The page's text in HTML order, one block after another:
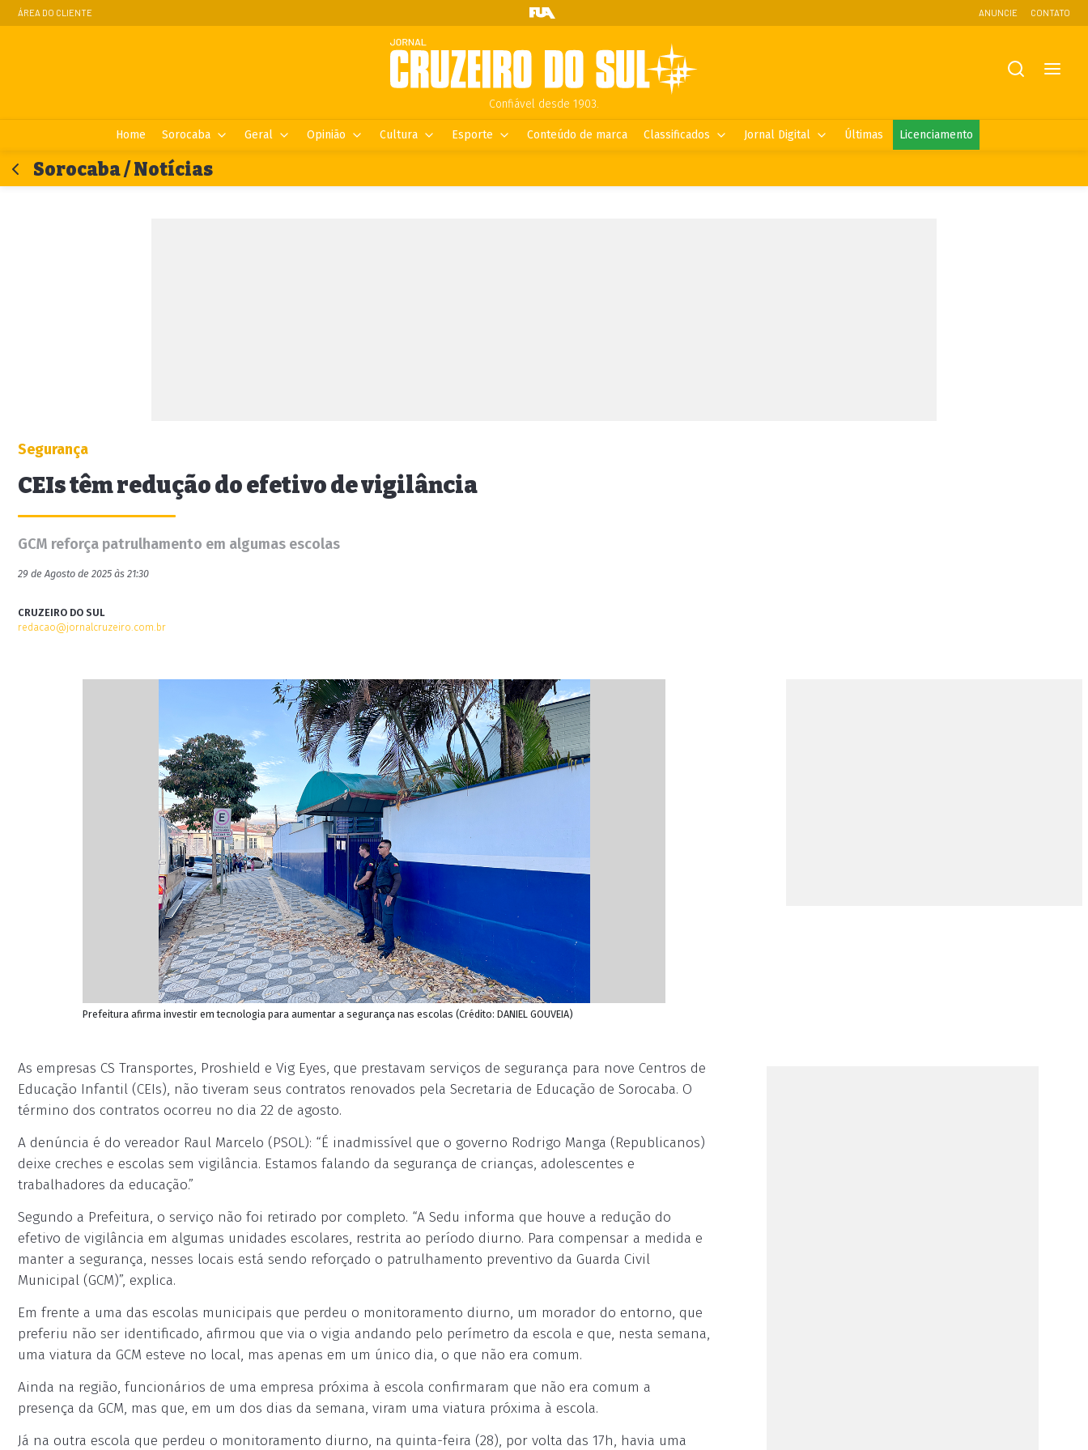
ÁREA DO CLIENTE ANUNCIE CONTATO
Confiável desde 1903.
Home Sorocaba Geral Opinião Cultura Esporte Conteúdo de marca Classificados Jornal Digital Últimas Licenciamento
Sorocaba / Notícias
Segurança
CEIs têm redução do efetivo de vigilância
GCM reforça patrulhamento em algumas escolas
29 de Agosto de 2025 às 21:30
CRUZEIRO DO SUL
redacao@jornalcruzeiro.com.br
Prefeitura afirma investir em tecnologia para aumentar a segurança nas escolas (Crédito: DANIEL GOUVEIA)
As empresas CS Transportes, Proshield e Vig Eyes, que prestavam serviços de segurança para nove Centros de
Educação Infantil (CEIs), não tiveram seus contratos renovados pela Secretaria de Educação de Sorocaba. O
término dos contratos ocorreu no dia 22 de agosto.
A denúncia é do vereador Raul Marcelo (PSOL): “É inadmissível que o governo Rodrigo Manga (Republicanos)
deixe creches e escolas sem vigilância. Estamos falando da segurança de crianças, adolescentes e
trabalhadores da educação.”
Segundo a Prefeitura, o serviço não foi retirado por completo. “A Sedu informa que houve a redução do
efetivo de vigilância em algumas unidades escolares, restrita ao período diurno. Para compensar a medida e
manter a segurança, nesses locais está sendo reforçado o patrulhamento preventivo da Guarda Civil
Municipal (GCM)”, explica.
Em frente a uma das escolas municipais que perdeu o monitoramento diurno, um morador do entorno, que
preferiu não ser identificado, afirmou que via o vigia andando pelo perímetro da escola e que, nesta semana,
uma viatura da GCM esteve no local, mas apenas em um único dia, o que não era comum.
Ainda na região, funcionários de uma empresa próxima à escola confirmaram que não era comum a
presença da GCM, mas que, em um dos dias da semana, viram uma viatura próxima à escola.
Já na outra escola que perdeu o monitoramento diurno, na quinta-feira (28), por volta das 17h, havia uma